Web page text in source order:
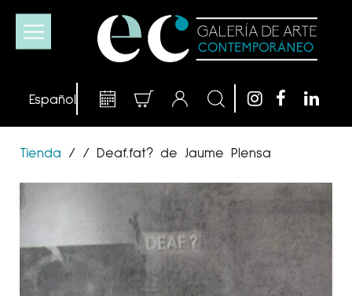
Tienda / / Deaf.fat? de Jaume Plensa